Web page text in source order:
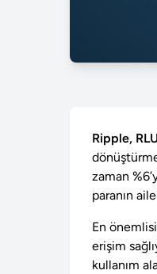
Ripple,
zaman
paranın
En
erişim
kullanım